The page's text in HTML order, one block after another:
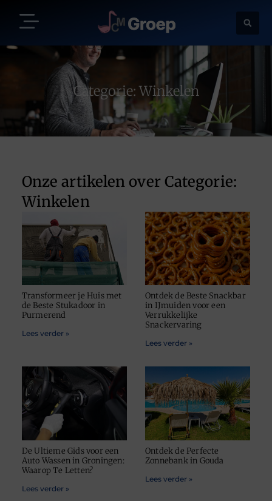
Categorie: Winkelen
Onze artikelen over Categorie:
Winkelen
Transformeer je Huis met
de Beste Stukadoor in
Purmerend
Lees verder »
Ontdek de Beste Snackbar
in IJmuiden voor een
Verrukkelijke
Snackervaring
Lees verder »
De Ultieme Gids voor een
Auto Wassen in Groningen:
Waarop Te Letten?
Lees verder »
Ontdek de Perfecte
Zonnebank in Gouda
Lees verder »